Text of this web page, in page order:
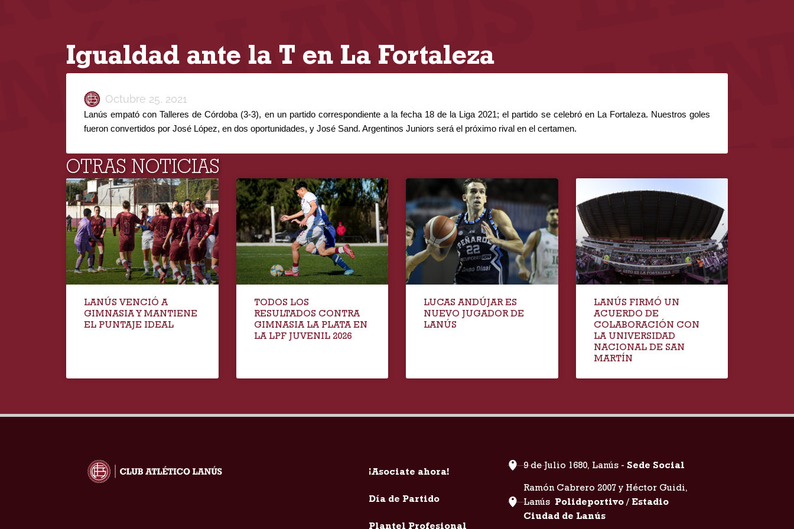
Igualdad ante la T en La Fortaleza
Octubre 25, 2021
Lanús empató con Talleres de Córdoba (3-3), en un partido correspondiente a la fecha 18 de la Liga 2021; el partido se celebró en La Fortaleza. Nuestros goles
fueron convertidos por José López, en dos oportunidades, y José Sand. Argentinos Juniors será el próximo rival en el certamen.
OTRAS NOTICIAS
LANÚS VENCIÓ A
GIMNASIA Y MANTIENE
EL PUNTAJE IDEAL
TODOS LOS
RESULTADOS CONTRA
GIMNASIA LA PLATA EN
LA LPF JUVENIL 2026
LUCAS ANDÚJAR ES
NUEVO JUGADOR DE
LANÚS
LANÚS FIRMÓ UN
ACUERDO DE
COLABORACIÓN CON
LA UNIVERSIDAD
NACIONAL DE SAN
MARTÍN
¡Asociate ahora!
Día de Partido
Plantel Profesional
9 de Julio 1680, Lanús - Sede Social
Ramón Cabrero 2007 y Héctor Guidi,
Lanús Polideportivo / Estadio
Ciudad de Lanús